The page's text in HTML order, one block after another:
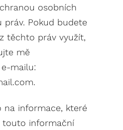
osobních
práv. Pokud budete
těchto práv využít,
mě
mailu:
na informace, které
touto informační